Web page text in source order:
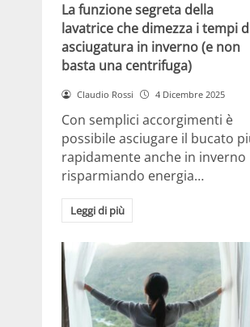
La funzione segreta della
lavatrice che dimezza i tempi
asciugatura in inverno (e non
basta una centrifuga)
Claudio Rossi 4 Dicembre 2025
Con semplici accorgimenti è
possibile asciugare il bucato
rapidamente anche in inverno
risparmiando energia…
Leggi di più